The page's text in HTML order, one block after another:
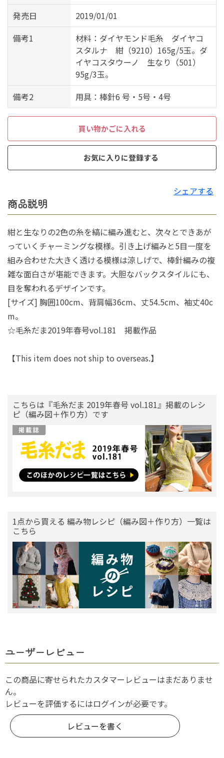
発売日
2019/01/01
備考1
材料：ダイヤモンド毛糸 ダイヤコ
スタルナ 紺（9210）165g/5玉。ダ
イヤコスタウーノ 生なり（501）
95g/3玉。
備考2
用具：棒針6 号・5号・4号
買い物かごに入れる
お気に入りに登録する
シェアする
商品説明
紺と生なりの2色の糸を縞に編み進むと、次々とできあが
っていくチャーミングな模様。引き上げ編みと5目一度を
組み合わせた大きく透ける模様は涼しげで、棒針編みの複
雑な面白さが堪能できます。大胆なバックスタイルにも、
目を奪われるデザインです。
[サイズ] 胸囲100cm、背肩幅36cm、丈54.5cm、袖丈40c
m。
☆毛糸だま2019年春号vol.181 掲載作品
【This item does not ship to overseas.】
こちらは『毛糸だま 2019年春号 vol.181』掲載のレシ
ピ（編み図＋作り方）です
1点から買える 編み物レシピ（編み図＋作り方）一覧は
こちら
ユーザーレビュー
この商品に寄せられたカスタマーレビューはまだありませ
ん。
レビューを評価するにはログインが必要です。
レビューを書く